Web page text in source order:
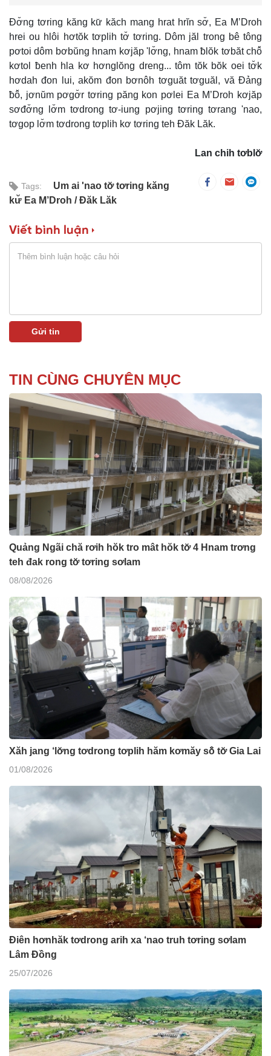
Đơ̆ng tơring kăng kư̆ kăch mang hrat hrĭn sơ̆, Ea M’Droh
hrei ou hlôi hơtŏk tơplih tơ̆ tơring. Dôm jăl trong bê tông
pơtoi dôm bơbŭng hnam kơjăp 'lơ̆ng, hnam ƀlŏk tơbăt chô̆
kơtol ƀenh hla kơ hơnglŏng dreng... tôm tŏk bŏk oei tơ̆k
hơdah đon lui, akŏm đon bơnôh tơguăt tơguăl, vă Đảng
ƀô̆, jơnŭm pơgơ̆r tơring păng kon pơlei Ea M’Droh kơjăp
sơđơ̆ng lơ̆m tơdrong tơ-iung pơjing tơring tơrang 'nao,
tơgop lơ̆m tơdrong tơplih kơ tơring teh Đăk Lăk.
Lan chih tơblơ̆
Tags:
Um ai 'nao tơ̆ tơring kăng
kư̆ Ea M’Droh
Đăk Lăk
Viết bình luận
TIN CÙNG CHUYÊN MỤC
Quảng Ngãi chă rơih hŏk tro mât hŏk tơ̆ 4 Hnam trơng
teh đak rong tơ̆ tơring sơlam
08/08/2026
Xăh jang ‘lơ̆ng tơdrong tơplih hăm kơmăy sô̆ tơ̆ Gia Lai
01/08/2026
Điên hơnhăk tơdrong arih xa ‘nao truh tơring sơlam
Lâm Đồng
25/07/2026